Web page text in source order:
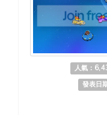
人氣：
發表日